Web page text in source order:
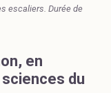
escaliers. Durée de
en
du